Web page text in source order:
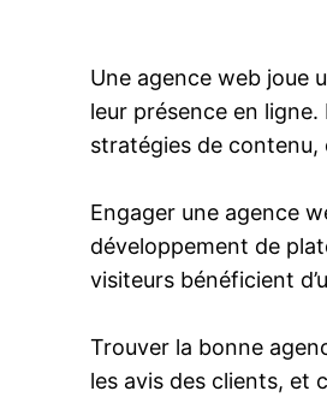
Une agence web joue
leur présence en
stratégies de
Engager une agence
développement de
visiteurs bénéficient
Trouver la bonne
les avis des clients, et